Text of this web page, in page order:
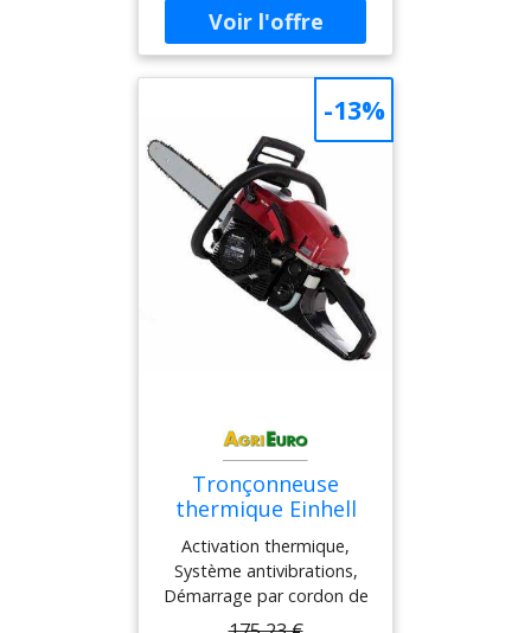
mini, Longueur de la lame
40cm, Type de lame
standard, Barre standard,
Tendeur de chaîne rapide
Tronçonneuse
thermique Einhell
GC-PC 2040 I - guide-
chaîne Oregon -
moteur 2 temps
Activation thermique,
Système antivibrations,
Démarrage par cordon de
tirage, Pays de fabrication
-13%